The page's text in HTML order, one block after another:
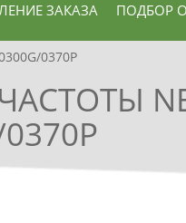
ЗАКАЗА ПОДБОР
0370P